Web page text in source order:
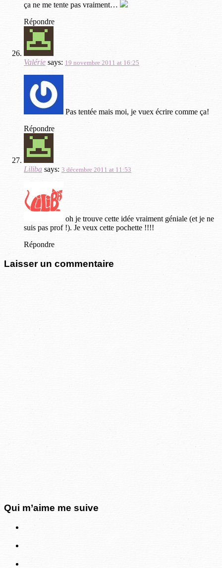
ça ne me tente pas vraiment…
Répondre
Valérie says: 19 novembre 2011 at 16:25
Pas tentée mais moi, je vuex écrire comme ça!
Répondre
Liliba says: 3 décembre 2011 at 11:53
oh je trouve cette idée vraiment géniale (et je ne
suis pas prof !). Je veux cette pochette !!!!
Répondre
Laisser un commentaire
Qui m’aime me suive